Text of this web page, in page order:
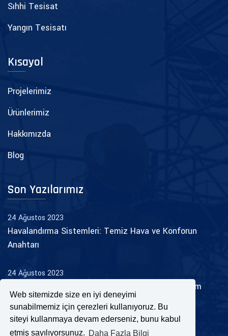
Web sitemizde size en iyi deneyimi
sunabilmemiz için çerezleri kullanıyoruz. Bu
siteyi kullanmaya devam ederseniz, bunu kabul
etmiş sayılıyorsunuz. Daha Fazla Bilgi
Sıhhi Tesisat
Yangın Tesisatı
Kısayol
Projelerimiz
Ürünlerimiz
Hakkımızda
Blog
Son Yazılarımız
24 Ağustos 2023
Havalandırma Sistemleri: Temiz Hava ve Konforun
Anahtarı
24 Ağustos 2023
Yangın Tesisatı: Güvenliği Artıran Hayati Bir Sistem